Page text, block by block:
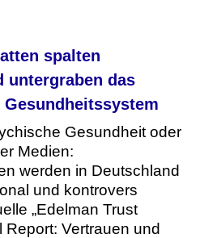
spalten
untergraben das
Gesundheit oder
Medien:
werden in Deutschland
und kontrovers
„Edelman Trust
Vertrauen und